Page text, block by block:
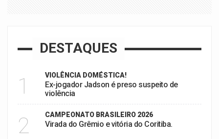
DESTAQUES
1 VIOLÊNCIA DOMÉSTICA!
Ex-jogador Jadson é preso suspeito de
violência
2 CAMPEONATO BRASILEIRO 2026
Virada do Grêmio e vitória do Coritiba.